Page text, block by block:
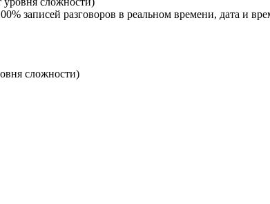
записей разговоров в реальном времени, дата и
сложности)